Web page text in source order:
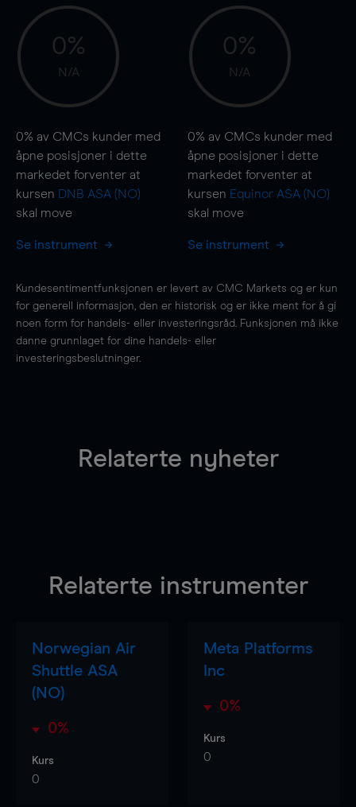
0%
N/A
0% av CMCs kunder med
åpne posisjoner i dette
markedet forventer at
kursen DNB ASA (NO)
skal move
Se instrument
0%
N/A
0% av CMCs kunder med
åpne posisjoner i dette
markedet forventer at
kursen Equinor ASA (NO)
skal move
Se instrument
Kundesentimentfunksjonen er levert av CMC Markets og er kun
for generell informasjon, den er historisk og er ikke ment for å gi
noen form for handels- eller investeringsråd. Funksjonen må ikke
danne grunnlaget for dine handels- eller
investeringsbeslutninger.
Relaterte nyheter
Relaterte instrumenter
Norwegian Air
Shuttle ASA
(NO)
0%
Kurs
0
Meta Platforms
Inc
0%
Kurs
0